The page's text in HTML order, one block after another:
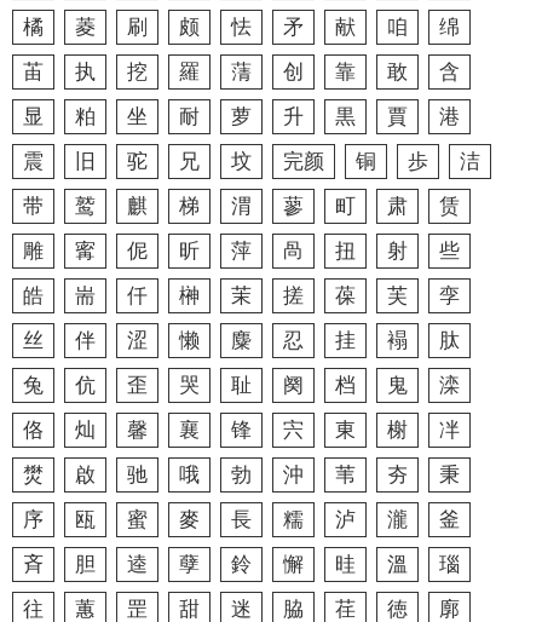
橘
菱 刷 颇 怯 矛 献 咱
绵
苖
执 挖 羅 蔳 创 靠 敢
含
显
粕 坐 耐 萝 升 黒 賈
港
震
旧 驼 兄 坟 完颜 铜 歩
洁
带
鹫 麒 梯 渭 蓼 町 肃
赁
雕
寗 伲 昕 萍 咼 扭 射
些
皓
耑 仟 榊 茉 搓 葆 芙
孪
丝
伴 涩 懒 麋 忍 挂 褟
肽
兔
伉 歪 哭 耻 阕 档 鬼
滦
佫
灿 馨 襄 锋 宍 東 榭
冸
燓
啟 驰 哦 勃 沖 苇 夯
秉
序
瓯 蜜 麥 長 糯 泸 瀧
釜
斉
胆 逵 孽 鈴 懈 晆 溫
瑙
往
蕙 罡 甜 迷 脇 荏 徳
廓